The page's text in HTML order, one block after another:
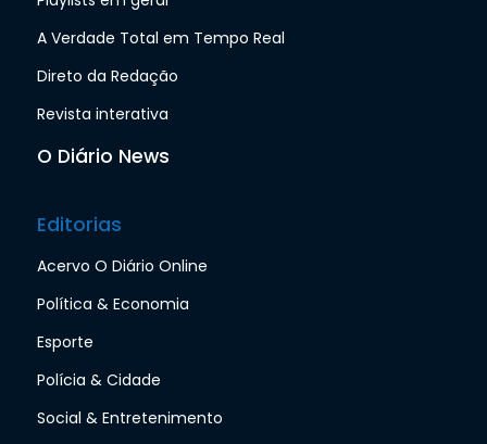
A Verdade Total em Tempo Real
Direto da Redação
Revista interativa
O Diário News
Editorias
Acervo O Diário Online
Política & Economia
Esporte
Polícia & Cidade
Social & Entretenimento